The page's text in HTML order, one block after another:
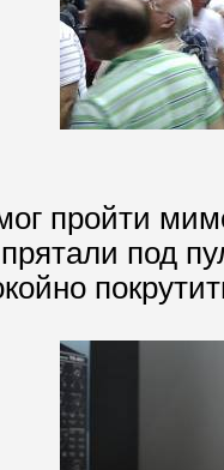
пройти
под